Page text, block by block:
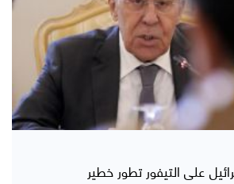
على التيفور تطور خطير